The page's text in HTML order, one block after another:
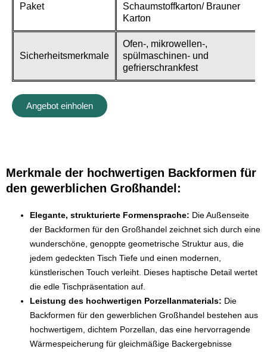
Paket
Schaumstoffkarton/ Brauner
Karton
Sicherheitsmerkmale
Ofen-, mikrowellen-,
spülmaschinen- und
gefrierschrankfest
Angebot einholen
Merkmale der hochwertigen Backformen für
den gewerblichen Großhandel:
Elegante, strukturierte Formensprache: Die Außenseite
der Backformen für den Großhandel zeichnet sich durch eine
wunderschöne, genoppte geometrische Struktur aus, die
jedem gedeckten Tisch Tiefe und einen modernen,
künstlerischen Touch verleiht. Dieses haptische Detail wertet
die edle Tischpräsentation auf.
Leistung des hochwertigen Porzellanmaterials: Die
Backformen für den gewerblichen Großhandel bestehen aus
hochwertigem, dichtem Porzellan, das eine hervorragende
Wärmespeicherung für gleichmäßige Backergebnisse